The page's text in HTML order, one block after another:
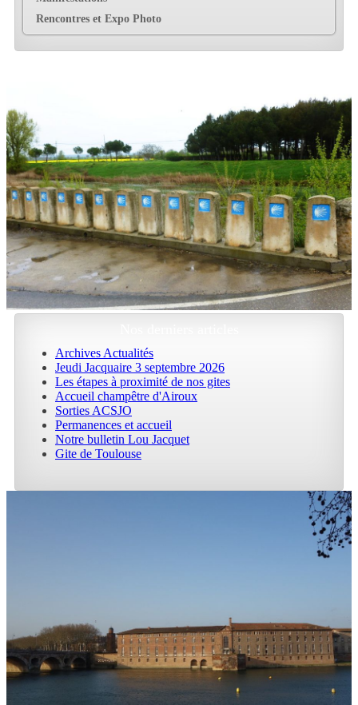
Rencontres et Expo Photo
Archives Actualités
Jeudi Jacquaire 3 septembre 2026
Les étapes à proximité de nos gites
Accueil champêtre d'Airoux
Sorties ACSJO
Permanences et accueil
Notre bulletin Lou Jacquet
Gite de Toulouse